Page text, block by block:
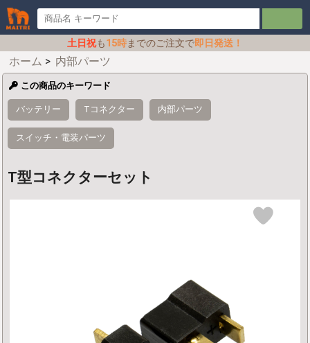
土日祝も15時までのご注文で即日発送！
ホーム > 内部パーツ
この商品のキーワード
バッテリー Tコネクター 内部パーツ
スイッチ・電装パーツ
T型コネクターセット